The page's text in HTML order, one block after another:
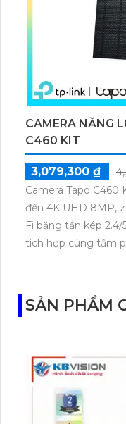
CAMERA NĂNG
C460 KIT
3,079,300 ₫
Camera Tapo C460
đến 4K UHD 8MP,
Fi băng tần kép
tích hợp cùng tấm
SẢN PHẨM